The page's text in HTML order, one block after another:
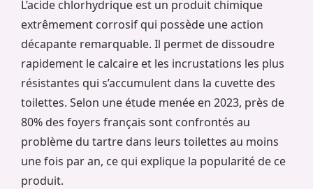
L’acide chlorhydrique est un produit chimique
extrêmement corrosif qui possède une action
décapante remarquable. Il permet de dissoudre
rapidement le calcaire et les incrustations les plus
résistantes qui s’accumulent dans la cuvette des
toilettes. Selon une étude menée en 2023, près de
80% des foyers français sont confrontés au
problème du tartre dans leurs toilettes au moins
une fois par an, ce qui explique la popularité de ce
produit.